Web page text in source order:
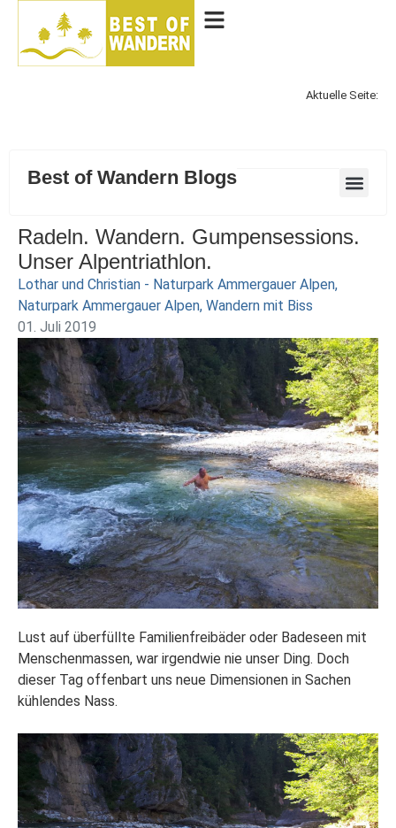
Aktuelle Seite:
Best of Wandern Blogs
Radeln. Wandern. Gumpensessions.
Unser Alpentriathlon.
Lothar und Christian - Naturpark Ammergauer Alpen,
Naturpark Ammergauer Alpen, Wandern mit Biss
01. Juli 2019
Lust auf überfüllte Familienfreibäder oder Badeseen mit
Menschenmassen, war irgendwie nie unser Ding. Doch
dieser Tag offenbart uns neue Dimensionen in Sachen
kühlendes Nass.